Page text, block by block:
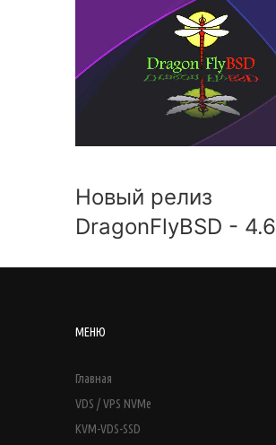
Новый релиз
DragonFlyBSD - 4.6
МЕНЮ
Главная
VDS / VPS NVMe
KVM-VDS-SSD